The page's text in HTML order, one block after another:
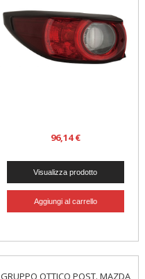
96,14 €
GRUPPO OTTICO POST. MAZDA